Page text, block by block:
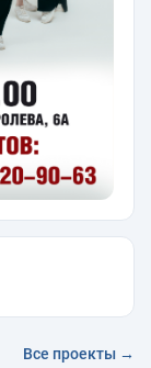
Все проекты →